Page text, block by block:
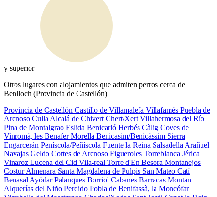
y superior
Otros lugares con alojamientos que admiten perros cerca de
Benlloch (Provincia de Castellón)
Provincia de Castellón Castillo de Villamalefa Villafamés Puebla de
Arenoso Culla Alcalá de Chivert Chert/Xert Villahermosa del Río
Pina de Montalgrao Eslida Benicarló Herbés Càlig Coves de
Vinromà, les BenaferMorella Benicasim/Benicàssim Sierra
Engarcerán Peníscola/Peñíscola Fuente la Reina Salsadella Arañuel
Navajas Geldo Cortes de Arenoso Figueroles Torreblanca Jérica
Vinaroz Lucena del Cid Vila-real Torre d'En Besora Montanejos
CosturAlmenara Santa Magdalena de Pulpis San Mateo Catí
Benasal AyódarPalanques Borriol Cabanes Barracas Montán
Alquerías del Niño Perdido Pobla de Benifassà, la Moncófar